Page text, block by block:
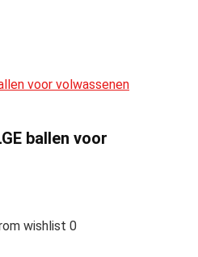
ballen voor
wishlist 0